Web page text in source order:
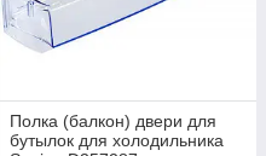
Полка (балкон) двери для
бутылок для холодильника